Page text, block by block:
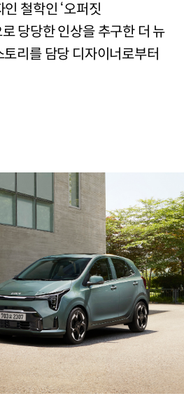
철학인 ‘오퍼짓
당당한 인상을 추구한 더 뉴
리를 담당 디자이너로부터